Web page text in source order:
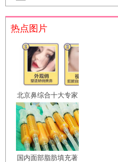
热点图片
北京鼻综合十大专家
都有哪些？北京隆鼻
医生前十名排名
国内面部脂肪填充著